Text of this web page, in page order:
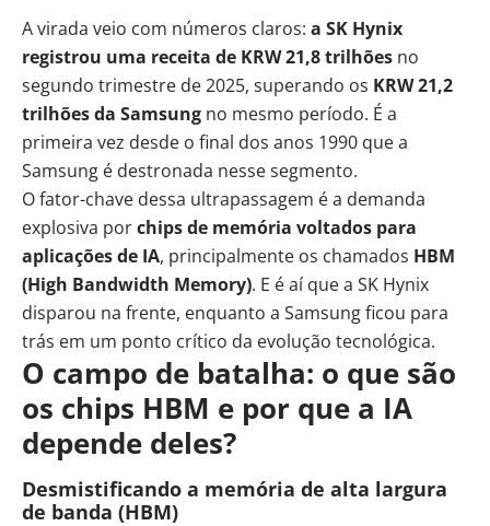
A virada veio com números claros: a SK Hynix
registrou uma receita de KRW 21,8 trilhões no
segundo trimestre de 2025, superando os KRW 21,2
trilhões da Samsung no mesmo período. É a
primeira vez desde o final dos anos 1990 que a
Samsung é destronada nesse segmento.
O fator-chave dessa ultrapassagem é a demanda
explosiva porchips de memória voltados para
aplicações de IA, principalmente os chamados HBM
(High Bandwidth Memory). E é aí que a SK Hynix
disparou na frente, enquanto a Samsung ficou para
trás em um ponto crítico da evolução tecnológica.
O campo de batalha: o que são
os chips HBM e por que a IA
depende deles?
Desmistificando a memória de alta largura
de banda (HBM)